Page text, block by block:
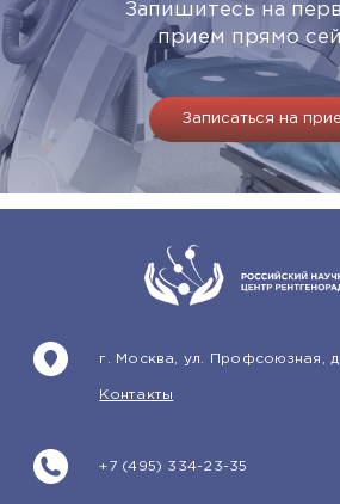
Запишитесь на
прием прямо
Записаться на
+7 (495) 334-23-35
г. Москва, ул. Профсоюзная,
Контакты